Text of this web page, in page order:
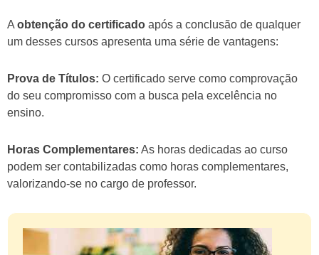
A obtenção do certificado após a conclusão de qualquer
um desses cursos apresenta uma série de vantagens:
Prova de Títulos: O certificado serve como comprovação
do seu compromisso com a busca pela excelência no
ensino.
Horas Complementares: As horas dedicadas ao curso
podem ser contabilizadas como horas complementares,
valorizando-se no cargo de professor.